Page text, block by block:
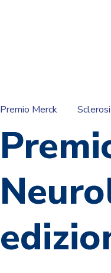
Premio Merck